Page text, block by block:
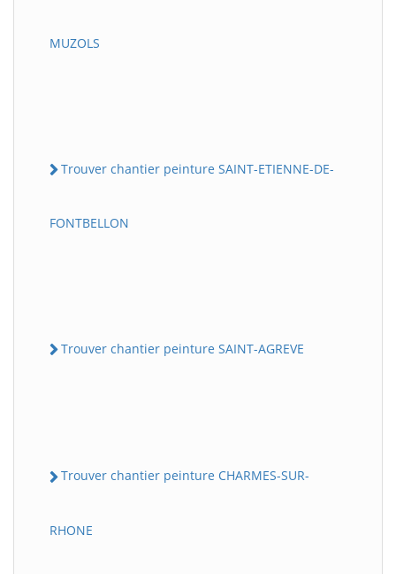
MUZOLS
Trouver chantier peinture SAINT-ETIENNE-DE-
FONTBELLON
Trouver chantier peinture SAINT-AGREVE
Trouver chantier peinture CHARMES-SUR-
RHONE